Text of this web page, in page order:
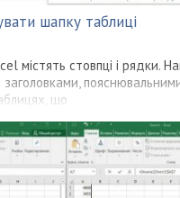
шапку таблиці
містять стовпці і рядки.
що